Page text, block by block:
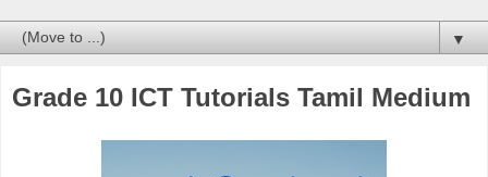
▼
Grade 10 ICT Tutorials Tamil Medium